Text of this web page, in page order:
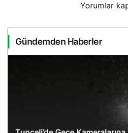
Yorumlar
Gündemden Haberler